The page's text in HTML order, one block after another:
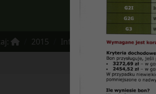
2015 Informacja Zarządu SM Czuby w Lublinie o